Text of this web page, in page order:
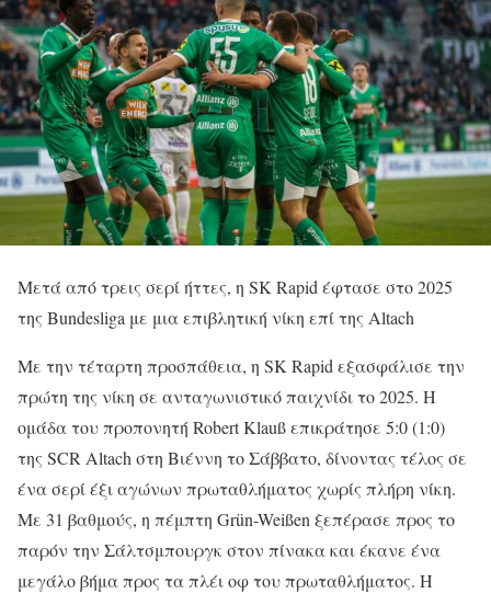
Μετά από τρεις σερί ήττες, η SK Rapid έφτασε στο 2025
της Bundesliga με μια επιβλητική νίκη επί της Altach
Με την τέταρτη προσπάθεια, η SK Rapid εξασφάλισε την
πρώτη της νίκη σε ανταγωνιστικό παιχνίδι το 2025. Η
ομάδα του προπονητή Robert Klauß επικράτησε 5:0 (1:0)
της SCR Altach στη Βιέννη το Σάββατο, δίνοντας τέλος σε
ένα σερί έξι αγώνων πρωταθλήματος χωρίς πλήρη νίκη.
Με 31 βαθμούς, η πέμπτη Grün-Weißen ξεπέρασε προς το
παρόν την Σάλτσμπουργκ στον πίνακα και έκανε ένα
μεγάλο βήμα προς τα πλέι οφ του πρωταθλήματος. Η